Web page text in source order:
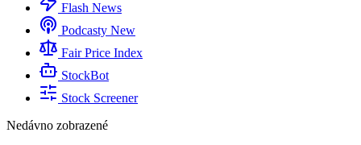
Flash News
Podcasty New
Fair Price Index
StockBot
Stock Screener
Nedávno zobrazené